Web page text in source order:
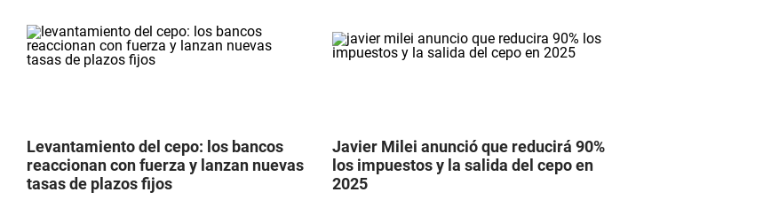
Levantamiento del cepo: los bancos
reaccionan con fuerza y lanzan nuevas
tasas de plazos fijos
Javier Milei anunció que reducirá 90%
los impuestos y la salida del cepo en
2025